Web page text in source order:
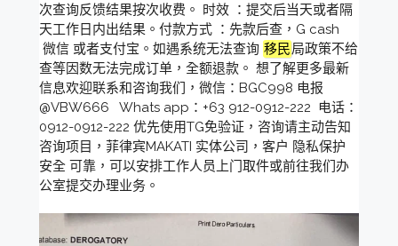
次查询反馈结果按次收费。 时效 ：提交后当天或者隔
天工作日内出结果。付款方式 ：先款后查，G cash
微信 或者支付宝。如遇系统无法查询 移民局政策不给
查等因数无法完成订单，全额退款。 想了解更多最新
信息欢迎联系和咨询我们，微信：BGC998 电报
@VBW666 Whats app：+63 912-0912-222 电话：
0912-0912-222 优先使用TG免验证，咨询请主动告知
咨询项目，菲律宾MAKATI 实体公司，客户 隐私保护
安全 可靠，可以安排工作人员上门取件或前往我们办
公室提交办理业务。